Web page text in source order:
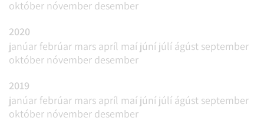
október nóvember desember
2020
janúar febrúar mars apríl maí júní júlí ágúst september
október nóvember desember
2019
janúar febrúar mars apríl maí júní júlí ágúst september
október nóvember desember